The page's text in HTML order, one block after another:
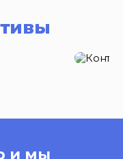
и мы